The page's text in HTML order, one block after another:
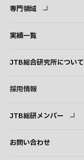
専門領域
実績一覧
JTB総合研究所について
採用情報
JTB総研メンバー
お問い合わせ